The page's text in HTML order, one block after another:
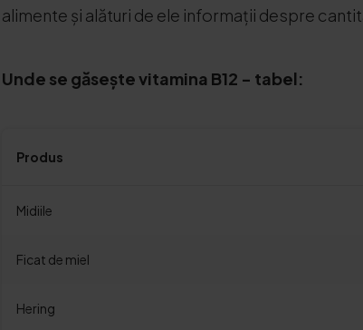
alimente și alături de ele informații despre
Unde se găsește vitamina B12 - tabel:
Produs
Midiile
Ficat de miel
Hering